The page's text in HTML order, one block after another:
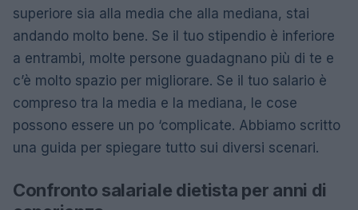
superiore sia alla media che alla mediana, stai
andando molto bene. Se il tuo stipendio è inferiore
a entrambi, molte persone guadagnano più di te e
c’è molto spazio per migliorare. Se il tuo salario è
compreso tra la media e la mediana, le cose
possono essere un po ‘complicate. Abbiamo scritto
una guida per spiegare tutto sui diversi scenari.
Confronto salariale dietista per anni di